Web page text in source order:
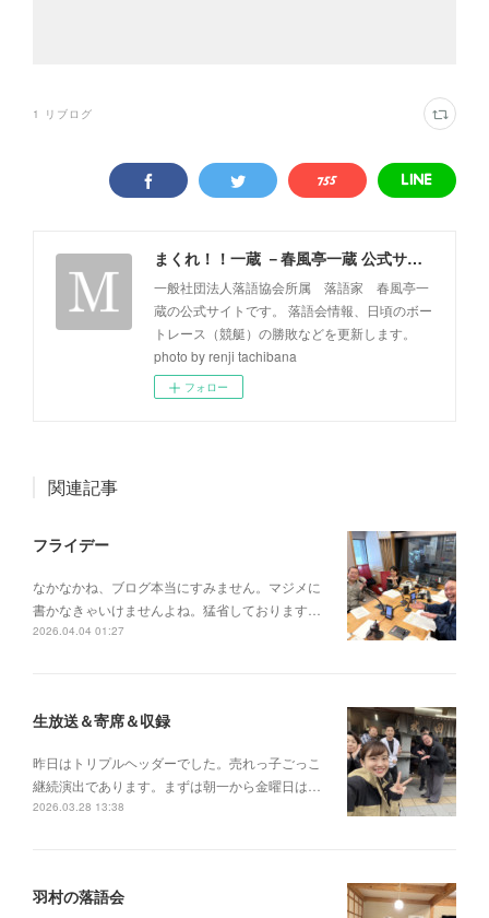
1 リブログ
まくれ！！一蔵 －春風亭一蔵 公式サイト－
一般社団法人落語協会所属 落語家 春風亭一
蔵の公式サイトです。 落語会情報、日頃のボー
トレース（競艇）の勝敗などを更新します。
photo by renji tachibana
フォロー
関連記事
フライデー
なかなかね、ブログ本当にすみません。マジメに
書かなきゃいけませんよね。猛省しております…
2026.04.04 01:27
生放送＆寄席＆収録
昨日はトリプルヘッダーでした。売れっ子ごっこ
継続演出であります。まずは朝一から金曜日は…
2026.03.28 13:38
羽村の落語会